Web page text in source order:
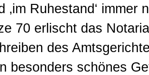
‚im Ruhestand‘
70 erlischt das
des
besonders schönes